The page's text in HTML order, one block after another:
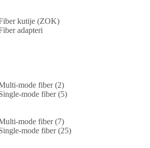
kutije (ZOK)
adapteri
mode fiber (2)
mode fiber (5)
mode fiber (7)
mode fiber (25)